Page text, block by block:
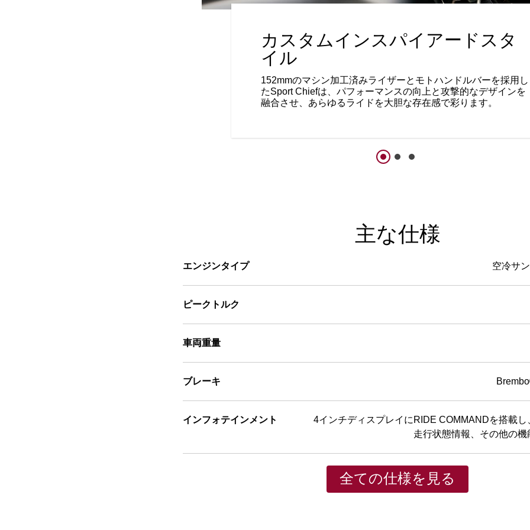
カスタムインスパイアードスタ
イル
152mmのマシン加工済みライザーとモトハンドルバーを採用し
たSport Chiefは、パフォーマンスの向上と攻撃的なデザインを
融合させ、あらゆるライドを大胆な存在感で彩ります。
主な仕様
エンジンタイプ 空冷サ
ピークトルク
車両重量
ブレーキ
インフォテインメント
4インチディスプレイにRIDE COMMANDを搭載し
走行状態情報、その他の機
全ての仕様を見る